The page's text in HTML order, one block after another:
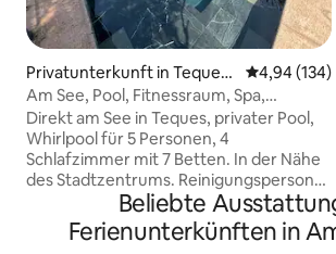
Privatunterkunft in Teques
quitengo
4,94 (134)
Am See, Pool, Fitnessraum, Spa,
Spielzimmer, Karaoke
Direkt am See in Teques, privater Pool,
Whirlpool für 5 Personen, 4
Schlafzimmer mit 7 Betten. In der Nähe
des Stadtzentrums. Reinigungspersonal
vor Ort (inklusive) Automatisches Tor,
Unterkunft mit Privatsphäre für deine
Gruppe. Beobachte die
Beliebte
Ferienunterkünften in